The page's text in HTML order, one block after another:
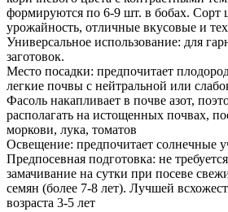
формируются по 6-9 шт. в бобах. Сорт
урожайность, отличные вкусовые и
Универсальное использование: для
заготовок.
Место посадки: предпочитает
легкие почвы с нейтральной или
Фасоль накапливает в почве азот,
располагать на истощенных почвах,
моркови, лука, томатов
Освещение: предпочитает солнечные
Предпосевная подготовка: не
замачивание на сутки при посеве
семян (более 7-8 лет). Лучшей
возраста 3-5 лет